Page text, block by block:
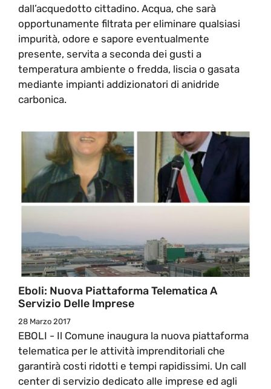
dall’acquedotto cittadino. Acqua, che sarà
opportunamente filtrata per eliminare qualsiasi
impurità, odore e sapore eventualmente
presente, servita a seconda dei gusti a
temperatura ambiente o fredda, liscia o gasata
mediante impianti addizionatori di anidride
carbonica.
Eboli: Nuova Piattaforma Telematica A
Servizio Delle Imprese
28 Marzo 2017
EBOLI - Il Comune inaugura la nuova piattaforma
telematica per le attività imprenditoriali che
garantirà costi ridotti e tempi rapidissimi. Un call
center di servizio dedicato alle imprese ed agli